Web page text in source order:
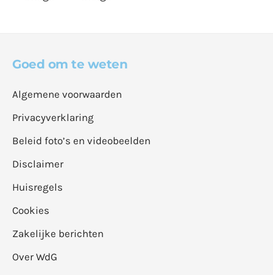
Goed om te weten
Algemene voorwaarden
Privacyverklaring
Beleid foto’s en videobeelden
Disclaimer
Huisregels
Cookies
Zakelijke berichten
Over WdG